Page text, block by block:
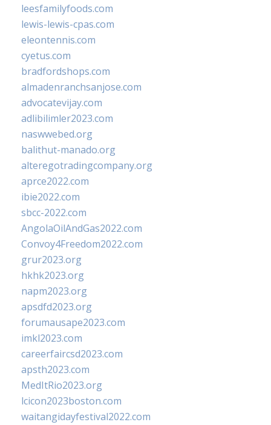
leesfamilyfoods.com
lewis-lewis-cpas.com
eleontennis.com
cyetus.com
bradfordshops.com
almadenranchsanjose.com
advocatevijay.com
adlibilimler2023.com
naswwebed.org
balithut-manado.org
alteregotradingcompany.org
aprce2022.com
ibie2022.com
sbcc-2022.com
AngolaOilAndGas2022.com
Convoy4Freedom2022.com
grur2023.org
hkhk2023.org
napm2023.org
apsdfd2023.org
forumausape2023.com
imkl2023.com
careerfaircsd2023.com
apsth2023.com
MedItRio2023.org
lcicon2023boston.com
waitangidayfestival2022.com